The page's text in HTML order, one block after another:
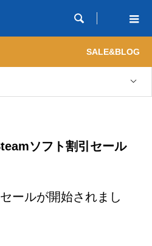

SALE&BLOG
ソフト割引セール
ールが開始されまし